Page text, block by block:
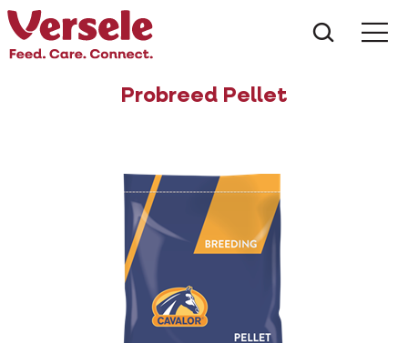
Probreed Pellet